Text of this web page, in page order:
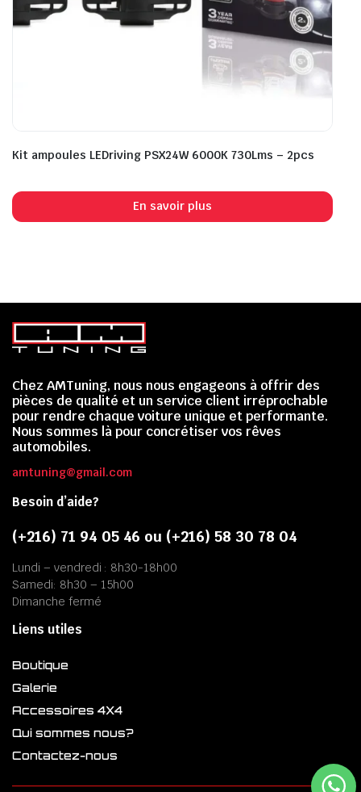
Kit ampoules LEDriving PSX24W 6000K 730Lms – 2pcs
En savoir plus
Chez AMTuning, nous nous engageons à offrir des
pièces de qualité et un service client irréprochable
pour rendre chaque voiture unique et performante.
Nous sommes là pour concrétiser vos rêves
automobiles.
amtuning@gmail.com
Besoin d’aide?
(+216) 71 94 05 46 ou (+216) 58 30 78 04
Lundi – vendredi : 8h30-18h00
Samedi: 8h30 – 15h00
Dimanche fermé
Liens utiles
Boutique
Galerie
Accessoires 4X4
Qui sommes nous?
Contactez-nous